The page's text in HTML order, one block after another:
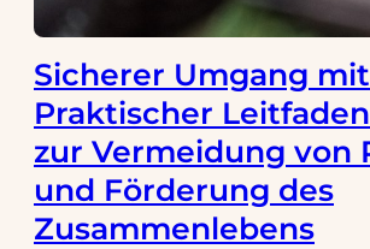
Sicherer Umgang
Praktischer
zur Vermeidung von
und Förderung des
Zusammenlebens